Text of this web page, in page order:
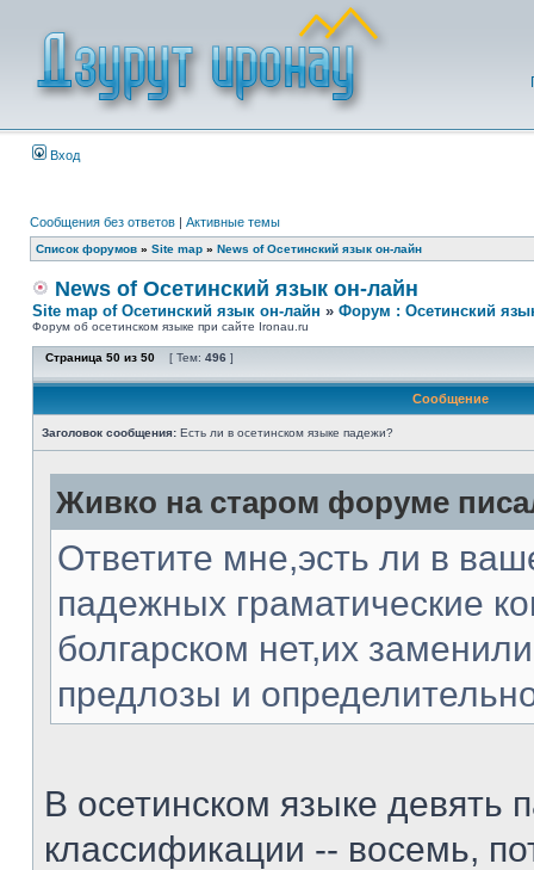
Вход
Сообщения без ответов | Активные темы
Список форумов » Site map » News of Осетинский язык он-лайн
News of Осетинский язык он-лайн
Site map of Осетинский язык он-лайн » Форум : Осетинский
Форум об осетинском языке при сайте Ironau.ru
Страница 50 из 50 [ Тем: 496 ]
Сообщение
Заголовок сообщения: Есть ли в осетинском языке падежи?
Живко на старом форуме
Ответите мне,эсть ли в
падежных граматические
болгарском нет,их
предлозы и
В осетинском языке девять
классификации -- восемь,